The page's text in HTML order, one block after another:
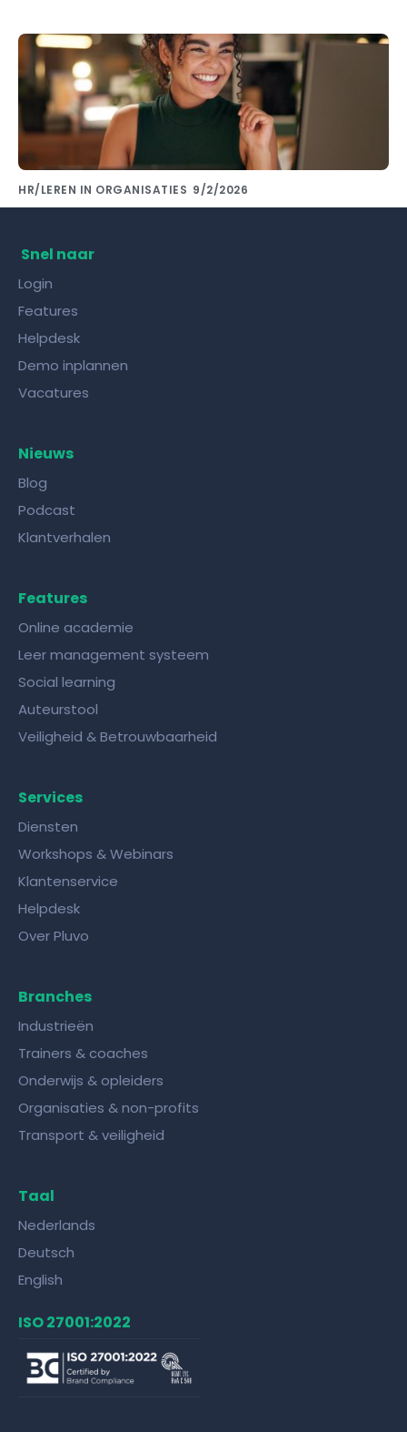
HR/LEREN IN ORGANISATIES 9/2/2026
Snel naar
Login
Features
Helpdesk
Demo inplannen
Vacatures
Nieuws
Blog
Podcast
Klantverhalen
Features
Online academie
Leer management systeem
Social learning
Auteurstool
Veiligheid & Betrouwbaarheid
Services
Diensten
Workshops & Webinars
Klantenservice
Helpdesk
Over Pluvo
Branches
Industrieën
Trainers & coaches
Onderwijs & opleiders
Organisaties & non-profits
Transport & veiligheid
Taal
Nederlands
Deutsch
English
ISO 27001:2022